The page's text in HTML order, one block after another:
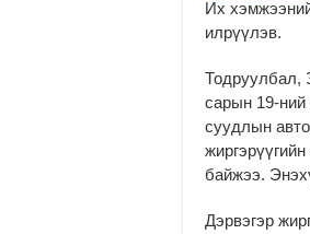
Их
илрүүлэв.
Тодруулбал,
сарын 19-ний
суудлын
байжээ.
Дэрвэгэр